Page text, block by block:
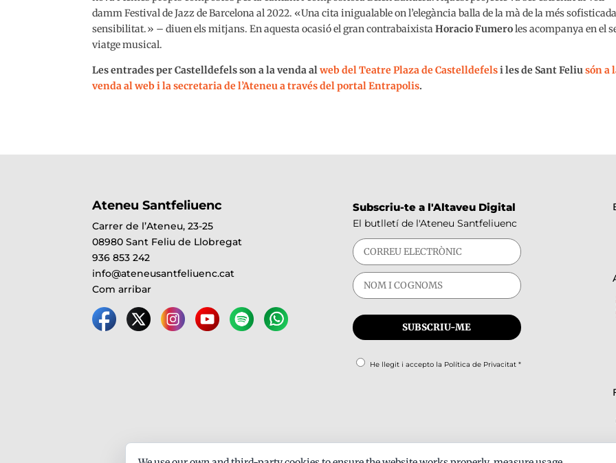
damm Festival de Jazz de Barcelona al 2022. «Una cita inigualable on l’elegància balla de la mà de la més sofisticada
sensibilitat.» – diuen els mitjans. En aquesta ocasió el gran contrabaixistaHoracio Fumeroles acompanya en el
viatge musical.
Les entrades per Castelldefels son a la venda alweb del Teatre Plaza de Castelldefelsi les de Sant Feliusón a
venda al web i la secretaria de l’Ateneu a través del portal Entrapolis.
Ateneu Santfeliuenc
Carrer de l’Ateneu, 23-25
08980 Sant Feliu de Llobregat
936 853 242
info@ateneusantfeliuenc.cat
Com arribar
Subscriu-te a l'Altaveu Digital
El butlletí de l'Ateneu Santfeliuenc
He llegit i accepto la Política de Privacitat*